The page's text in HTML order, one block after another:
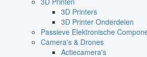
3D Printers
3D Printer Onderdelen
Passieve Elektronische
Camera's & Drones
Actiecamera's